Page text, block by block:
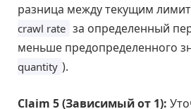
разница между текущим
crawl rate за определенный
меньше предопределенного
quantity ).
Claim 5 (Зависимый от 1):